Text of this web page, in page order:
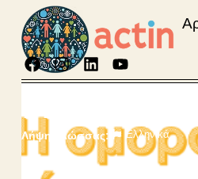
Η
Λήψη γλώσσας: Ελληνικά